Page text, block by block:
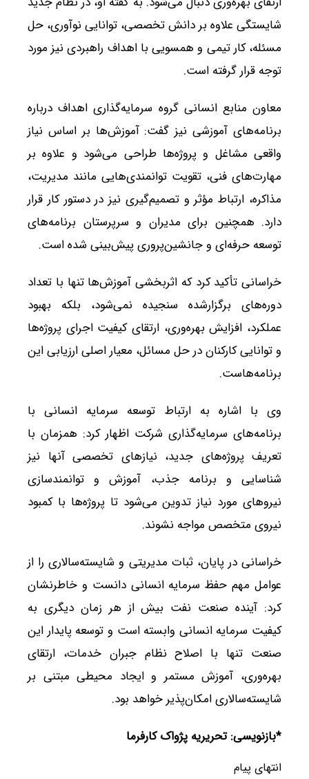
شایستگی علاوه بر دانش تخصصی، توانایی نوآوری، حل
مسئله، کار تیمی و همسویی با اهداف راهبردی نیز مورد
توجه قرار گرفته است.
معاون منابع انسانی گروه سرمایه‌گذاری اهداف درباره
برنامه‌های آموزشی نیز گفت: آموزش‌ها بر اساس نیاز
واقعی مشاغل و پروژه‌ها طراحی می‌شود و علاوه بر
مهارت‌های فنی، تقویت توانمندی‌هایی مانند مدیریت،
مذاکره، ارتباط مؤثر و تصمیم‌گیری نیز در دستور کار قرار
دارد. همچنین برای مدیران و سرپرستان برنامه‌های
توسعه حرفه‌ای و جانشین‌پروری پیش‌بینی شده است.
خراسانی تأکید کرد که اثربخشی آموزش‌ها تنها با تعداد
دوره‌های برگزارشده سنجیده نمی‌شود، بلکه بهبود
عملکرد، افزایش بهره‌وری، ارتقای کیفیت اجرای پروژه‌ها
و توانایی کارکنان در حل مسائل، معیار اصلی ارزیابی این
برنامه‌هاست.
وی با اشاره به ارتباط توسعه سرمایه انسانی با
برنامه‌های سرمایه‌گذاری شرکت اظهار کرد: همزمان با
تعریف پروژه‌های جدید، نیازهای تخصصی آنها نیز
شناسایی و برنامه جذب، آموزش و توانمندسازی
نیروهای مورد نیاز تدوین می‌شود تا پروژه‌ها با کمبود
نیروی متخصص مواجه نشوند.
خراسانی در پایان، ثبات مدیریتی و شایسته‌سالاری را از
عوامل مهم حفظ سرمایه انسانی دانست و خاطرنشان
کرد: آینده صنعت نفت بیش از هر زمان دیگری به
کیفیت سرمایه انسانی وابسته است و توسعه پایدار این
صنعت تنها با اصلاح نظام جبران خدمات، ارتقای
بهره‌وری، آموزش مستمر و ایجاد محیطی مبتنی بر
شایسته‌سالاری امکان‌پذیر خواهد بود.
*بازنویسی: تحریریه پژواک کارفرما
انتهای پیام